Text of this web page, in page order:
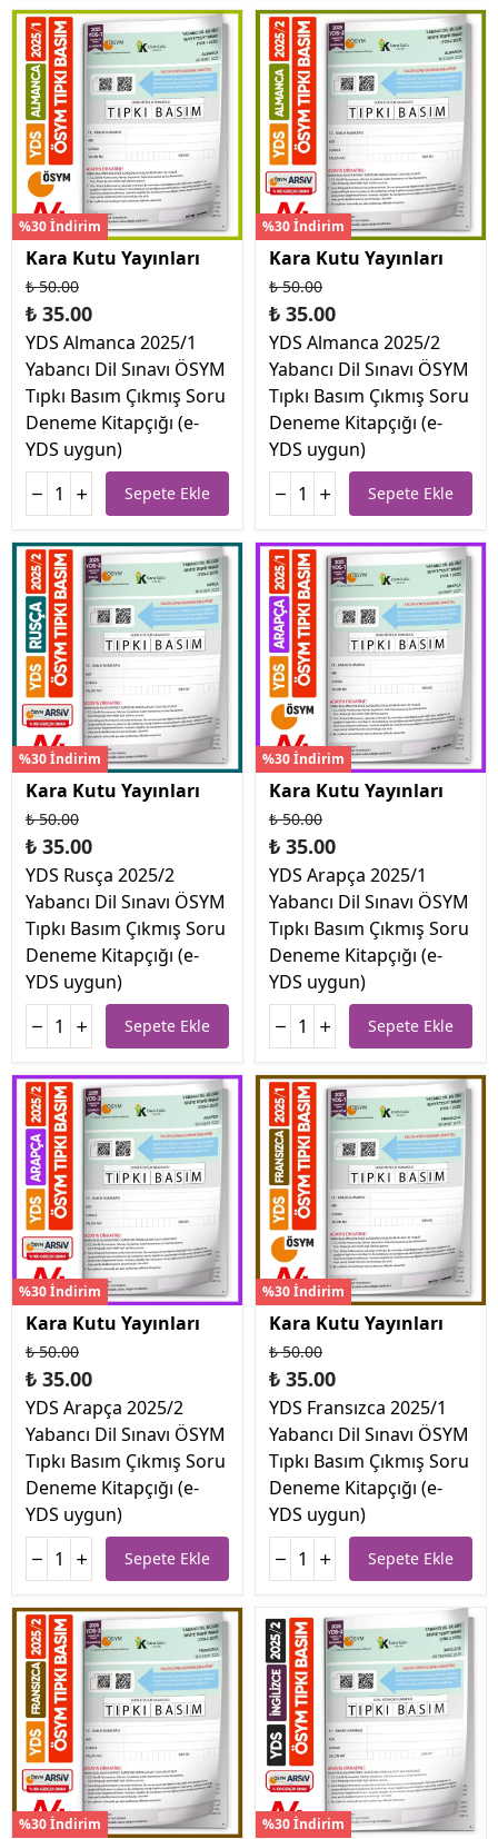
%30 İndirim
Kara Kutu Yayınları
₺ 50.00
₺ 35.00
YDS Almanca 2025/1
Yabancı Dil Sınavı ÖSYM
Tıpkı Basım Çıkmış Soru
Deneme Kitapçığı (e-
YDS uygun)
Sepete Ekle
%30 İndirim
Kara Kutu Yayınları
₺ 50.00
₺ 35.00
YDS Almanca 2025/2
Yabancı Dil Sınavı ÖSYM
Tıpkı Basım Çıkmış Soru
Deneme Kitapçığı (e-
YDS uygun)
Sepete Ekle
%30 İndirim
Kara Kutu Yayınları
₺ 50.00
₺ 35.00
YDS Rusça 2025/2
Yabancı Dil Sınavı ÖSYM
Tıpkı Basım Çıkmış Soru
Deneme Kitapçığı (e-
YDS uygun)
Sepete Ekle
%30 İndirim
Kara Kutu Yayınları
₺ 50.00
₺ 35.00
YDS Arapça 2025/1
Yabancı Dil Sınavı ÖSYM
Tıpkı Basım Çıkmış Soru
Deneme Kitapçığı (e-
YDS uygun)
Sepete Ekle
%30 İndirim
Kara Kutu Yayınları
₺ 50.00
₺ 35.00
YDS Arapça 2025/2
Yabancı Dil Sınavı ÖSYM
Tıpkı Basım Çıkmış Soru
Deneme Kitapçığı (e-
YDS uygun)
Sepete Ekle
%30 İndirim
Kara Kutu Yayınları
₺ 50.00
₺ 35.00
YDS Fransızca 2025/1
Yabancı Dil Sınavı ÖSYM
Tıpkı Basım Çıkmış Soru
Deneme Kitapçığı (e-
YDS uygun)
Sepete Ekle
%30 İndirim %30 İndirim